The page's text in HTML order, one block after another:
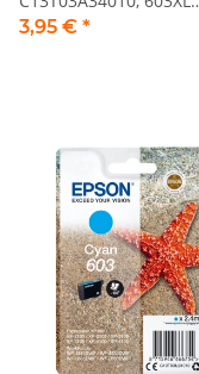
Tintenpatrone magenta
3,95 € *